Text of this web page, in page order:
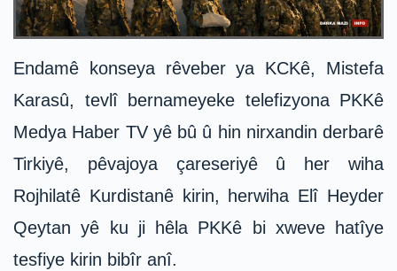
Endamê konseya rêveber ya KCKê, Mistefa
Karasû, tevlî bernameyeke telefizyona PKKê
Medya Haber TV yê bû û hin nirxandin derbarê
Tirkiyê, pêvajoya çareseriyê û her wiha
Rojhilatê Kurdistanê kirin, herwiha Elî Heyder
Qeytan yê ku ji hêla PKKê bi xweve hatîye
tesfiye kirin bibîr anî.